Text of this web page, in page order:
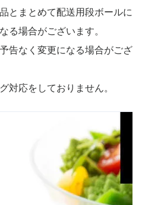
とまとめて配送用段ボールに
る場合がございます。
告なく変更になる場合がござ
対応をしておりません。